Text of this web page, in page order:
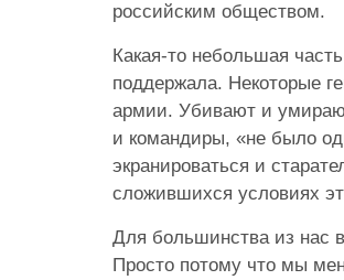
российским обществом.
Какая-то небольшая
поддержала. Некоторые
армии. Убивают и
и командиры, «не было
экранироваться и
сложившихся условиях
Для большинства из нас
Просто потому что мы